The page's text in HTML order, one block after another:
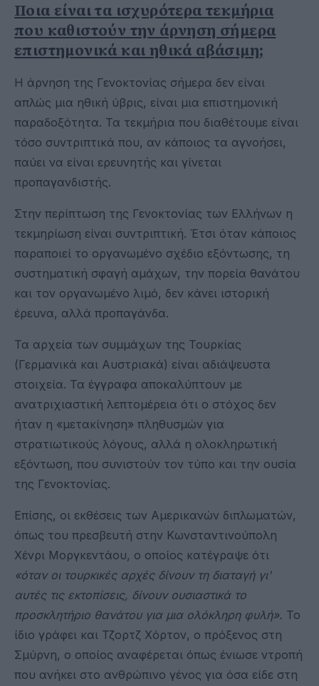
Ποια είναι τα ισχυρότερα τεκμήρια
που καθιστούν την άρνηση σήμερα
επιστημονικά και ηθικά αβάσιμη;
Η άρνηση της Γενοκτονίας σήμερα δεν είναι
απλώς μια ηθική ύβρις, είναι μια επιστημονική
παραδοξότητα. Τα τεκμήρια που διαθέτουμε είναι
τόσο συντριπτικά που, αν κάποιος τα αγνοήσει,
παύει να είναι ερευνητής και γίνεται
προπαγανδιστής.
Στην περίπτωση της Γενοκτονίας των Ελλήνων η
τεκμηρίωση είναι συντριπτική. Έτσι όταν κάποιος
παραποιεί το οργανωμένο σχέδιο εξόντωσης, τη
συστηματική σφαγή αμάχων, την πορεία θανάτου
και τον οργανωμένο λιμό, δεν κάνει ιστορική
έρευνα, αλλά προπαγάνδα.
Τα αρχεία των συμμάχων της Τουρκίας
(Γερμανικά και Αυστριακά) είναι αδιάψευστα
στοιχεία. Τα έγγραφα αποκαλύπτουν με
ανατριχιαστική λεπτομέρεια ότι ο στόχος δεν
ήταν η «μετακίνηση» πληθυσμών για
στρατιωτικούς λόγους, αλλά η ολοκληρωτική
εξόντωση, που συνιστούν τον τύπο και την ουσία
της Γενοκτονίας.
Επίσης, οι εκθέσεις των Αμερικανών διπλωματών,
όπως του πρεσβευτή στην Κωνσταντινούπολη
Χένρι Μοργκεντάου, ο οποίος κατέγραψε ότι
«όταν οι τουρκικές αρχές δίνουν τη διαταγή γι'
αυτές τις εκτοπίσεις, δίνουν ουσιαστικά το
προσκλητήριο θανάτου για μια ολόκληρη φυλή». Το
ίδιο γράφει και Τζορτζ Χόρτον, ο πρόξενος στη
Σμύρνη, ο οποίος αναφέρεται όπως ένιωσε ντροπή
που ανήκει στο ανθρώπινο γένος για όσα είδε στη